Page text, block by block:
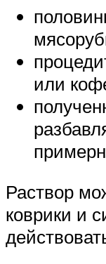
или
Раствор
коврики и